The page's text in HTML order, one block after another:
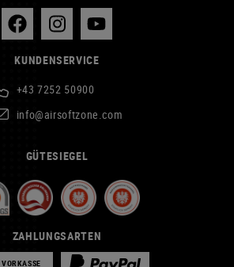
KUNDENSERVICE
+43 7252 50900
info@airsoftzone.com
GÜTESIEGEL
ZAHLUNGSARTEN
VORKASSE